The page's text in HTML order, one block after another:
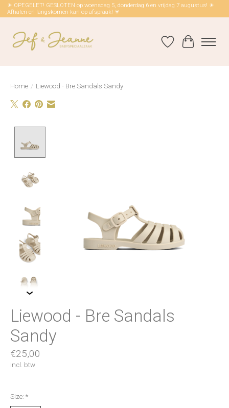
☀ OPEGELET! GESLOTEN op woensdag 5, donderdag 6 en vrijdag 7 augustus! ☀
Afhalen en langskomen kan op afspraak! ☀
Verlanglijst
Home / Liewood - Bre Sandals Sandy
Liewood - Bre Sandals
Sandy
€25,00
Incl. btw
Size: *